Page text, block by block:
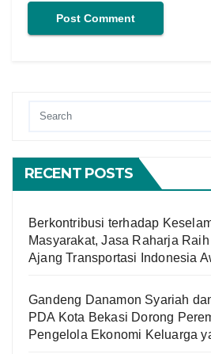
RECENT POSTS
Berkontribusi terhadap
Masyarakat, Jasa Raharja
Ajang Transportasi Indonesia
Gandeng Danamon Syariah
PDA Kota Bekasi Dorong
Pengelola Ekonomi Keluarga